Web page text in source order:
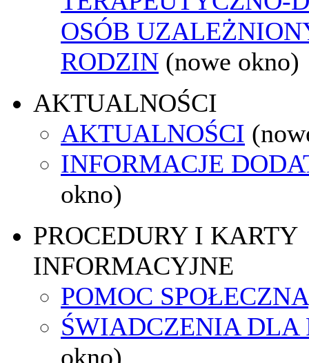
OSÓB
RODZIN (nowe okno)
AKTUALNOŚCI
AKTUALNOŚCI
INFORMACJE
okno)
PROCEDURY I KARTY
INFORMACYJNE
POMOC SPOŁECZNA
ŚWIADCZENIA DLA
okno)